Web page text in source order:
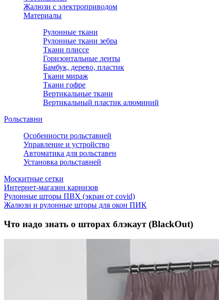
Жалюзи с электроприводом
Материалы
Рулонные ткани
Рулонные ткани зебра
Ткани плиссе
Горизонтальные ленты
Бамбук, дерево, пластик
Ткани мираж
Ткани гофре
Вертикальные ткани
Вертикальный пластик алюминий
Рольставни
Особенности рольставней
Управление и устройство
Автоматика для рольставен
Установка рольставней
Москитные сетки
Интернет-магазин карнизов
Рулонные шторы ПВХ (экран от covid)
Жалюзи и рулонные шторы для окон ПИК
Что надо знать о шторах блэкаут (BlackOut)